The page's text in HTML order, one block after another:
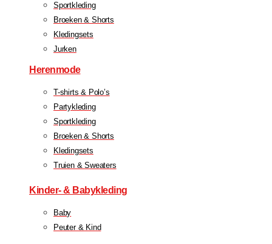
Sportkleding
Broeken & Shorts
Kledingsets
Jurken
Herenmode
T-shirts & Polo’s
Partykleding
Sportkleding
Broeken & Shorts
Kledingsets
Truien & Sweaters
Kinder- & Babykleding
Baby
Peuter & Kind